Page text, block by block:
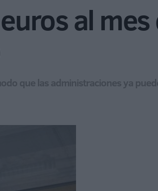
al
que las administraciones ya